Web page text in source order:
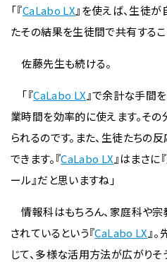
「『CaLabo LX』を使えば、生徒
たその結果を生徒間で共有するこ
佐藤先生も続ける。
「『CaLabo LX 』で余計な手間
業時間を効率的に使えます。そ
られるのです。また、生徒たちの
できます。『CaLabo LX 』はまさに
ール』だと思いますね」
情報科はもちろん、家庭科や
されているという『CaLabo LX 』
じて、多様な活用方法が広がりそ